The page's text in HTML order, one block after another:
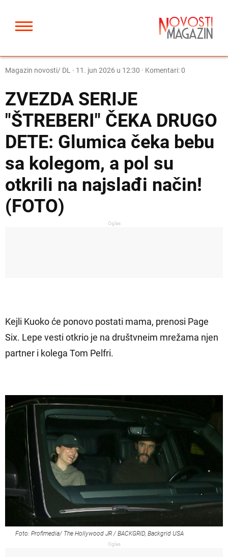
Magazin novosti/ DL · 11. jun 2026 u 12:30 · Komentari: 0
ZVEZDA SERIJE
"ŠTREBERI" ČEKA DRUGO
DETE: Glumica čeka bebu
sa kolegom, a pol su
otkrili na najslađi način!
(FOTO)
Oglas
Kejli Kuoko će ponovo postati mama, prenosi Page
Six. Lepe vesti otkrio je na društvneim mrežama njen
partner i kolega Tom Pelfri.
Foto: Profimedia/ The Hollywood JR / BACKGRID, Backgrid USA
Oglas